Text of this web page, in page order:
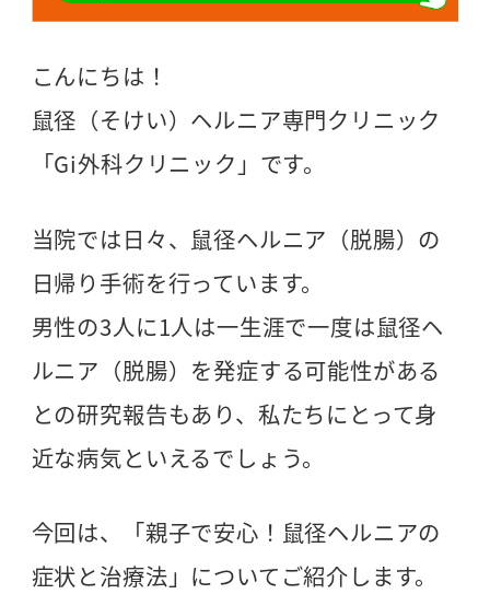
こんにちは！
鼠径（そけい）ヘルニア専門クリニック
「Gi外科クリニック」です。
当院では日々、鼠径ヘルニア（脱腸）の
日帰り手術を行っています。
男性の3人に1人は一生涯で一度は鼠径ヘ
ルニア（脱腸）を発症する可能性がある
との研究報告もあり、私たちにとって身
近な病気といえるでしょう。
今回は、「親子で安心！鼠径ヘルニアの
症状と治療法」についてご紹介します。